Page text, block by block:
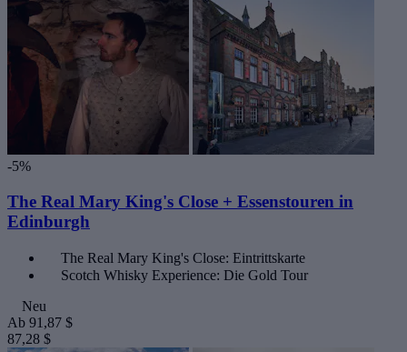
-5%
The Real Mary King's Close + Essenstouren in
Edinburgh
The Real Mary King's Close: Eintrittskarte
Scotch Whisky Experience: Die Gold Tour
Neu
Ab 91,87 $
87,28 $